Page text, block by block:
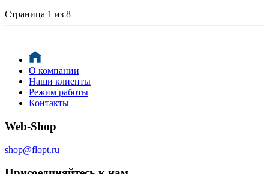
Страница 1 из 8
О компании
Наши клиенты
Режим работы
Контакты
Web-Shop
shop@flopt.ru